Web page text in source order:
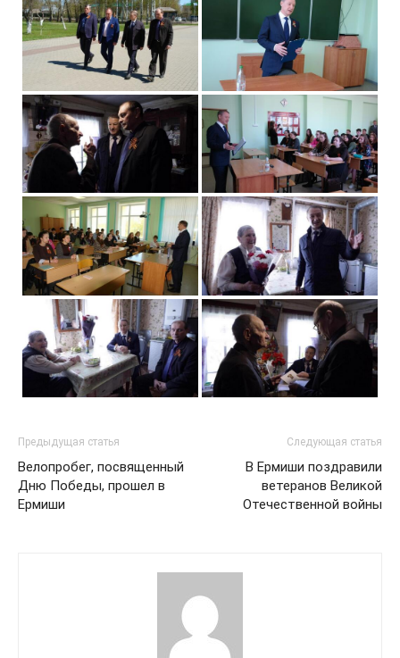
Предыдущая статья
Велопробег, посвященный
Дню Победы, прошел в
Ермиши
Следующая статья
В Ермиши поздравили
ветеранов Великой
Отечественной войны